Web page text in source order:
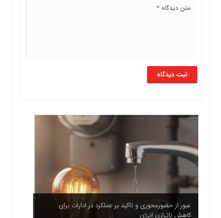
عبور از حضورمحوری و تاکید بر عملکرد در ادارات برای
کاهش ناترازی انرژی